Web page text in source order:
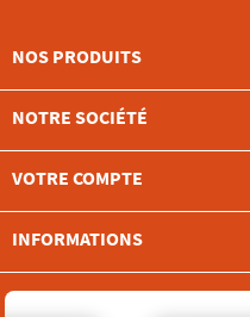
NOS PRODUITS
NOTRE SOCIÉTÉ
VOTRE COMPTE
INFORMATIONS